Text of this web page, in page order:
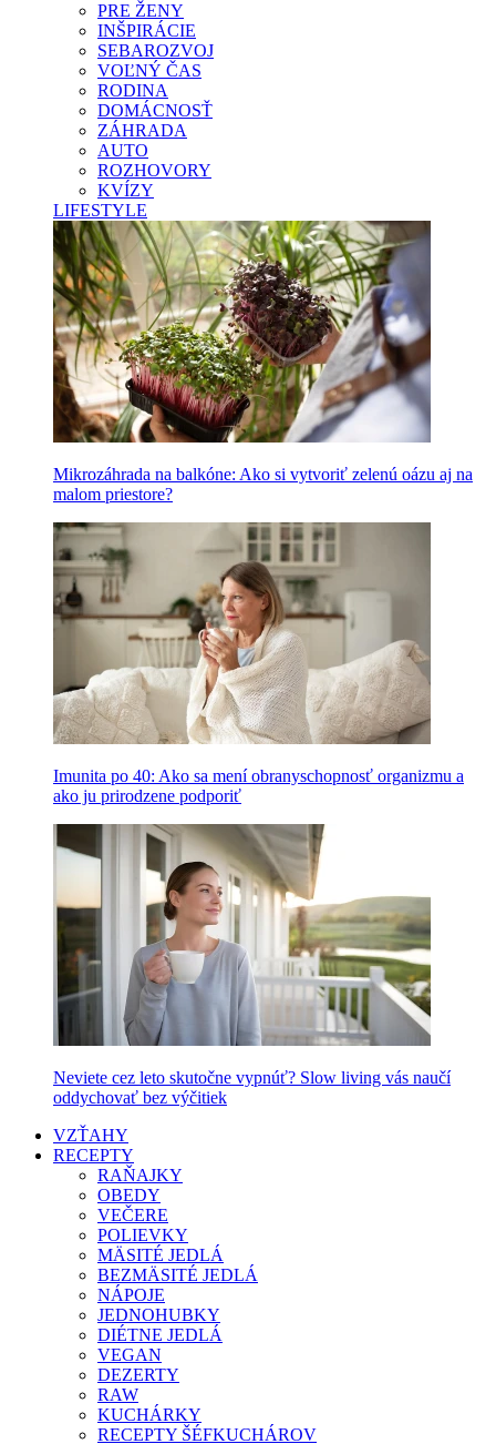
PRE ŽENY
INŠPIRÁCIE
SEBAROZVOJ
VOĽNÝ ČAS
RODINA
DOMÁCNOSŤ
ZÁHRADA
AUTO
ROZHOVORY
KVÍZY
LIFESTYLE
Mikrozáhrada na balkóne: Ako si vytvoriť zelenú oázu aj na
malom priestore?
Imunita po 40: Ako sa mení obranyschopnosť organizmu a
ako ju prirodzene podporiť
Neviete cez leto skutočne vypnúť? Slow living vás naučí
oddychovať bez výčitiek
VZŤAHY
RECEPTY
RAŇAJKY
OBEDY
VEČERE
POLIEVKY
MÄSITÉ JEDLÁ
BEZMÄSITÉ JEDLÁ
NÁPOJE
JEDNOHUBKY
DIÉTNE JEDLÁ
VEGAN
DEZERTY
RAW
KUCHÁRKY
RECEPTY ŠÉFKUCHÁROV